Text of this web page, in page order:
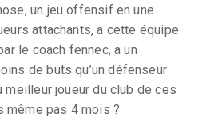
un jeu offensif en une
attachants, a cette équipe
le coach fennec, a un
de buts qu’un défenseur
joueur du club de ces
même pas 4 mois ?